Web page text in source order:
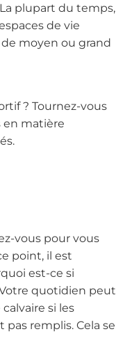
plupart du temps,
de vie
de moyen ou grand
? Tournez-vous
en matière
vous pour vous
point, il est
est-ce si
quotidien peut
si les
remplis. Cela se